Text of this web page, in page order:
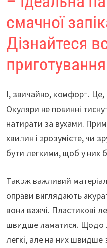
смачної
Дізнайтеся
І, звичайно, комфорт.
Окуляри не повинні
натирати за вухами.
хвилин і зрозумієте, чи
бути легкими, щоб у них
Також важливий
оправи виглядають
вони важчі. Пластикові
швидше ламатися. Щодо
легкі, але на них швидше